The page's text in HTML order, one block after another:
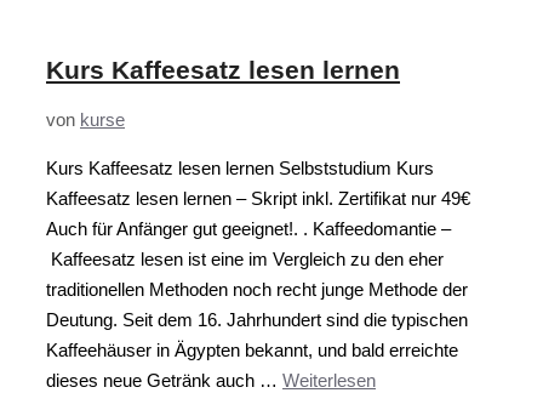
Kurs Kaffeesatz lesen lernen
von kurse
Kurs Kaffeesatz lesen lernen Selbststudium Kurs
Kaffeesatz lesen lernen – Skript inkl. Zertifikat nur 49€
Auch für Anfänger gut geeignet!. . Kaffeedomantie –
Kaffeesatz lesen ist eine im Vergleich zu den eher
traditionellen Methoden noch recht junge Methode der
Deutung. Seit dem 16. Jahrhundert sind die typischen
Kaffeehäuser in Ägypten bekannt, und bald erreichte
dieses neue Getränk auch … Weiterlesen